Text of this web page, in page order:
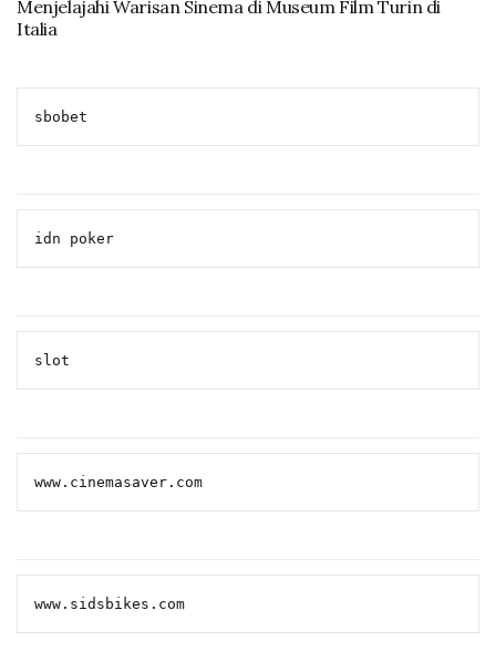
Menjelajahi Warisan Sinema di Museum Film Turin di
Italia
sbobet
idn poker
slot
www.cinemasaver.com
www.sidsbikes.com